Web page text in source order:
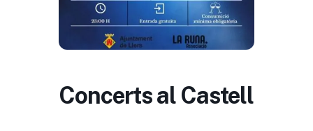
Concerts al Castell